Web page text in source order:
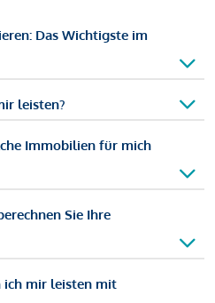
Das Wichtigste im
leisten?
Immobilien für mich
Sie Ihre
ich mir leisten mit